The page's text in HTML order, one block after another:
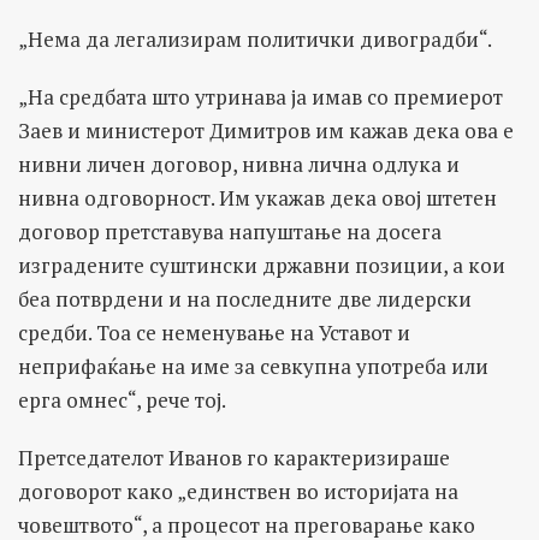
„Нема да легализирам политички дивоградби“.
„На средбата што утринава ја имав со премиерот
Заев и министерот Димитров им кажав дека ова е
нивни личен договор, нивна лична одлука и
нивна одговорност. Им укажав дека овој штетен
договор претставува напуштање на досега
изградените суштински државни позиции, а кои
беа потврдени и на последните две лидерски
средби. Тоа се неменување на Уставот и
неприфаќање на име за севкупна употреба или
ерга омнес“, рече тој.
Претседателот Иванов го карактеризираше
договорот како „единствен во историјата на
човештвото“, а процесот на преговарање како